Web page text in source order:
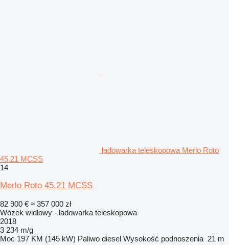
ładowarka teleskopowa Merlo Roto
45.21 MCSS
14
Merlo Roto 45.21 MCSS
82 900 € ≈ 357 000 zł
Wózek widłowy - ładowarka teleskopowa
2018
3 234 m/g
Moc 197 KM (145 kW) Paliwo diesel Wysokość podnoszenia 21 m